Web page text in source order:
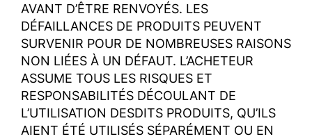
AVANT D’ÊTRE RENVOYÉS. LES
DÉFAILLANCES DE PRODUITS PEUVENT
SURVENIR POUR DE NOMBREUSES RAISONS
NON LIÉES À UN DÉFAUT. L’ACHETEUR
ASSUME TOUS LES RISQUES ET
RESPONSABILITÉS DÉCOULANT DE
L’UTILISATION DESDITS PRODUITS, QU’ILS
AIENT ÉTÉ UTILISÉS SÉPARÉMENT OU EN